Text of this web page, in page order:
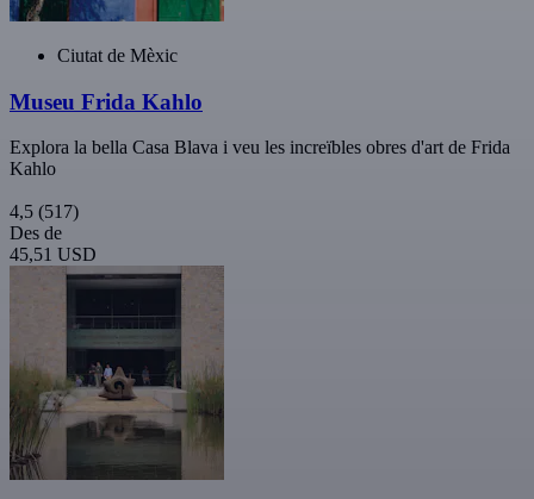
Ciutat de Mèxic
Museu Frida Kahlo
Explora la bella Casa Blava i veu les increïbles obres d'art de Frida
Kahlo
4,5 (517)
Des de
45,51 USD